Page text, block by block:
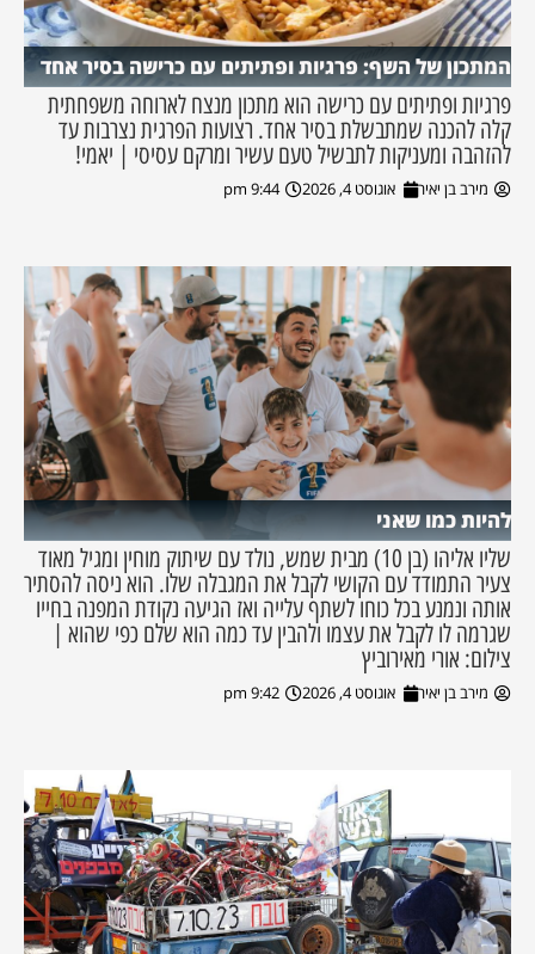
המתכון של השף: פרגיות ופתיתים עם כרישה בסיר אחד
פרגיות ופתיתים עם כרישה הוא מתכון מנצח לארוחה משפחתית
קלה להכנה שמתבשלת בסיר אחד. רצועות הפרגית נצרבות עד
להזהבה ומעניקות לתבשיל טעם עשיר ומרקם עסיסי | יאמי!
מירב בן יאיר אוגוסט 4, 2026 9:44 pm
להיות כמו שאני
שליו אליהו (בן 10) מבית שמש, נולד עם שיתוק מוחין ומגיל מאוד
צעיר התמודד עם הקושי לקבל את המגבלה שלו. הוא ניסה להסתיר
אותה ונמנע בכל כוחו לשתף עלייה ואז הגיעה נקודת המפנה בחייו
שגרמה לו לקבל את עצמו ולהבין עד כמה הוא שלם כפי שהוא |
צילום: אורי מאירוביץ
מירב בן יאיר אוגוסט 4, 2026 9:42 pm